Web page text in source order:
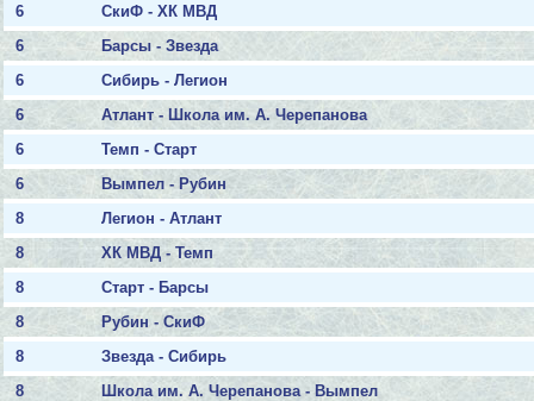
6
СкиФ - ХК МВД
6
Барсы - Звезда
6
Сибирь - Легион
6
Атлант - Школа им. А. Черепанова
6
Темп - Старт
6
Вымпел - Рубин
8
Легион - Атлант
8
ХК МВД - Темп
8
Старт - Барсы
8
Рубин - СкиФ
8
Звезда - Сибирь
8
Школа им. А. Черепанова - Вымпел